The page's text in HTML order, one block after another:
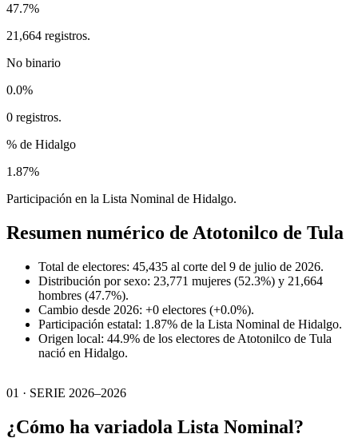
47.7%
21,664 registros.
No binario
0.0%
0 registros.
% de Hidalgo
1.87%
Participación en la Lista Nominal de Hidalgo.
Resumen numérico de Atotonilco de Tula
Total de electores: 45,435 al corte del 9 de julio de 2026.
Distribución por sexo: 23,771 mujeres (52.3%) y 21,664
hombres (47.7%).
Cambio desde 2026: +0 electores (+0.0%).
Participación estatal: 1.87% de la Lista Nominal de Hidalgo.
Origen local: 44.9% de los electores de Atotonilco de Tula
nació en Hidalgo.
01 · SERIE 2026–2026
¿Cómo ha variadola Lista Nominal?